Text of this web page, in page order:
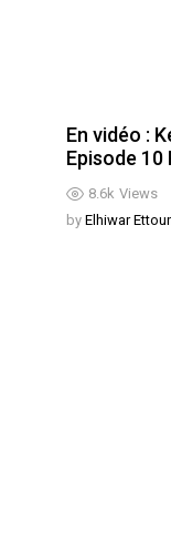
8.6k Views
En vidéo :
Episode 10
by Elhiwar